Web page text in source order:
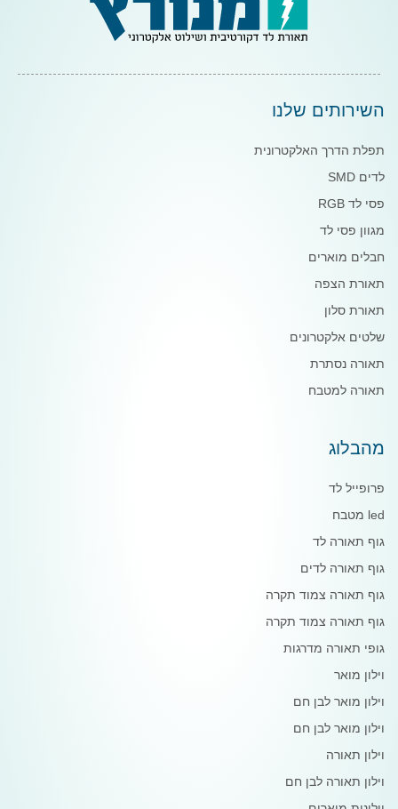
השירותים שלנו
תפלת הדרך האלקטרונית
לדים SMD
פסי לד RGB
מגוון פסי לד
חבלים מוארים
תאורת הצפה
תאורת סלון
שלטים אלקטרונים
תאורה נסתרת
תאורה למטבח
מהבלוג
פרופייל לד
led מטבח
גוף תאורה לד
גוף תאורה לדים
גוף תאורה צמוד תקרה
גוף תאורה צמוד תקרה
גופי תאורה מדרגות
וילון מואר
וילון מואר לבן חם
וילון מואר לבן חם
וילון תאורה
וילון תאורה לבן חם